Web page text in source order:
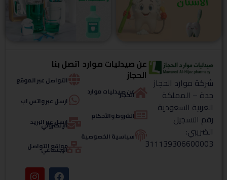
شركة موارد الحجاز
جدة – المملكة
العربية السعودية
رقم التسجيل
الضريبي:
311139306600003
عن صيدليات موارد
الحجاز
عن صيدليات موارد
الحجاز
الشروط والأحكام
سياسية الخصوصية
اتصل بنا
التواصل عبر الموقع
ارسل عبر واتس اب
ارسل عبر البريد
الإلكتروني
مواقع التواصل
الإجتماعي